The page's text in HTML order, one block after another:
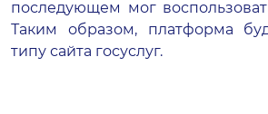
последующем мог
Таким образом, платформа
типу сайта госуслуг.